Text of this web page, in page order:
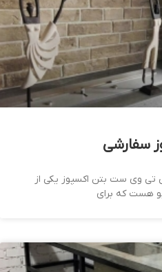
سفارشی
وی ست بتن اکسپوز یکی از
هست که برای